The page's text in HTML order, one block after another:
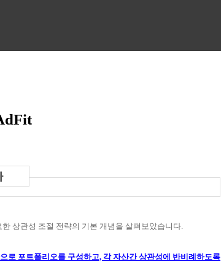
상관성 조절 전략의 기본 개념을 살펴보았습니다.
로 포트폴리오를 구성하고, 각 자산간 상관성에 반비례하도록